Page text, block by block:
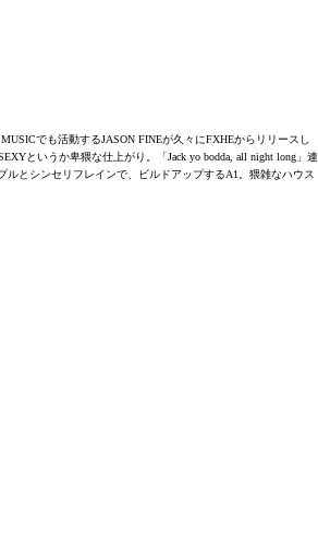
でも活動するJASON FINEが久々にFXHEからリリースし
というか卑猥な仕上がり。「Jack yo bodda, all night long」連
とシンセリフレインで、ビルドアップするA1。猥雑なハウス